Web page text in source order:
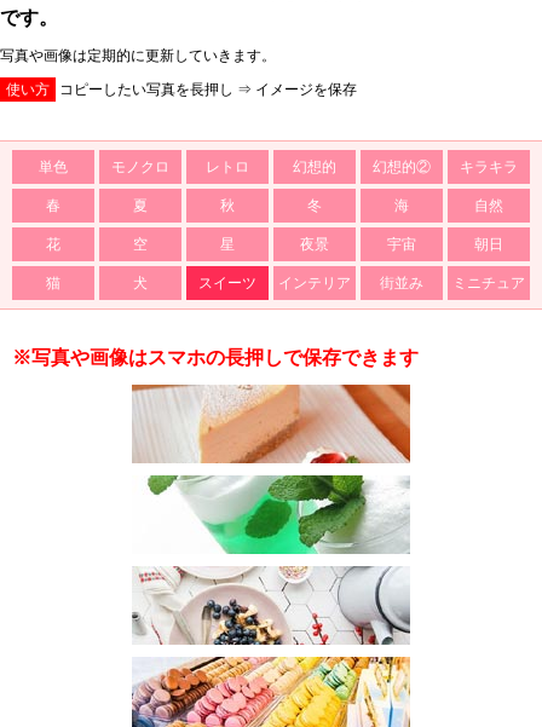
です。
写真や画像は定期的に更新していきます。
使い方
コピーしたい写真を長押し ⇒ イメージを保存
単色 モノクロ レトロ 幻想的 幻想的② キラキラ
春 夏 秋 冬 海 自然
花 空 星 夜景 宇宙 朝日
猫 犬 スイーツ インテリア 街並み ミニチュア
※写真や画像はスマホの長押しで保存できます